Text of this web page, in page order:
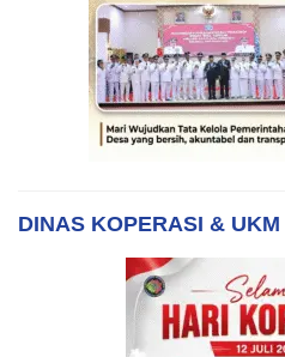
DINAS KOPERASI & UKM